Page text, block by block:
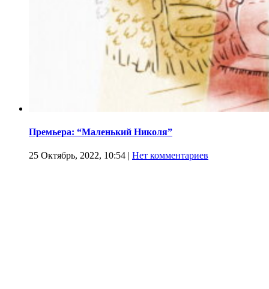
Премьера: “Маленький Николя”
25 Октябрь, 2022, 10:54 | Нет комментариев